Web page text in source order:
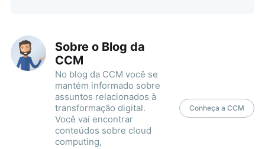
Sobre o Blog da
CCM
No blog da CCM você se
mantém informado sobre
assuntos relacionados à
transformação digital.
Você vai encontrar
conteúdos sobre cloud
computing,
Conheça a CCM